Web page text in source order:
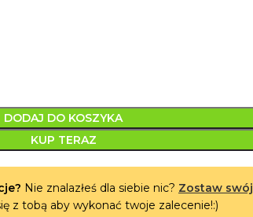
DODAJ DO KOSZYKA
KUP TERAZ
Nie znalazłeś dla siebie nic? Zostaw swój
z tobą aby wykonać twoje zalecenie!:)